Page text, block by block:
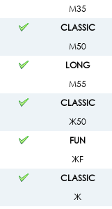
М35
CLASSIC
М50
LONG
М55
CLASSIC
Ж50
FUN
ЖF
CLASSIC
Ж